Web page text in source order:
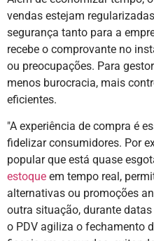
vendas estejam
segurança tanto para a
recebe o comprovante no
ou preocupações. Para
menos burocracia, mais
eficientes.
"A experiência de compra é
fidelizar consumidores. Por
popular que está quase
estoque em tempo real,
alternativas ou promoções
outra situação, durante
o PDV agiliza o fechamento